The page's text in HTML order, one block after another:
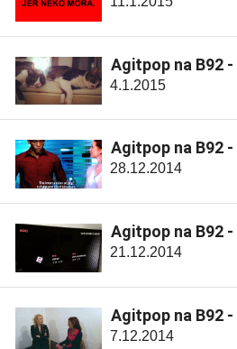
Agitpop na B92
4.1.2015
Agitpop na B92
28.12.2014
Agitpop na B92
21.12.2014
Agitpop na B92
7.12.2014